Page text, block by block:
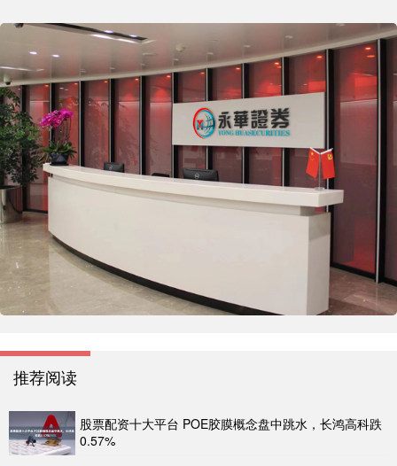
推荐阅读
股票配资十大平台 POE胶膜概念盘中跳水，长鸿高科跌
0.57%